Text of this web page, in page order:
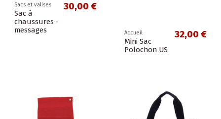
Sacs et valises
Sac à
chaussures -
messages
30,00 €
Accueil
Mini Sac
Polochon US
32,00 €